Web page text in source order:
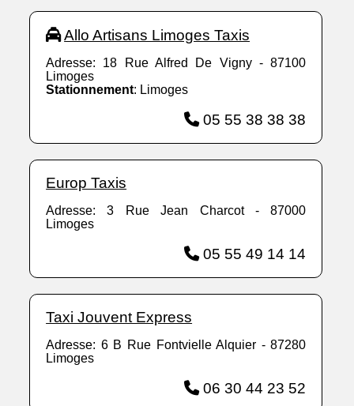
Allo Artisans Limoges Taxis
Adresse: 18 Rue Alfred De Vigny - 87100
Limoges
Stationnement: Limoges
05 55 38 38 38
Europ Taxis
Adresse: 3 Rue Jean Charcot - 87000
Limoges
05 55 49 14 14
Taxi Jouvent Express
Adresse: 6 B Rue Fontvielle Alquier - 87280
Limoges
06 30 44 23 52